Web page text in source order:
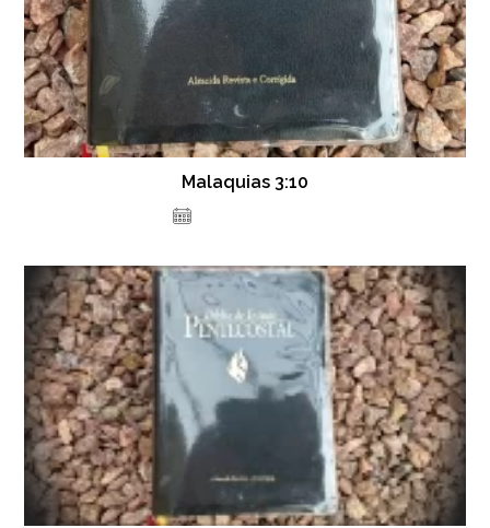
Malaquias 3:10